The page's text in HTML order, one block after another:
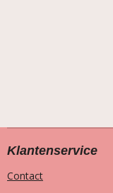
Klantenservice
Contact